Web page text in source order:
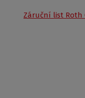
Záruční list Roth
používaní kúta